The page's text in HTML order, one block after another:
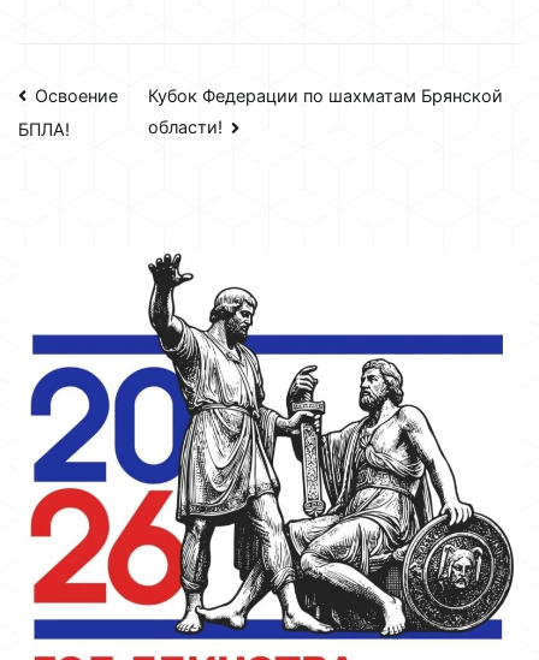
Навигация
Освоение
БПЛА!
Кубок Федерации по шахматам Брянской
области!